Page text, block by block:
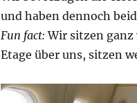
und haben dennoch
Fun fact: Wir sitzen ganz
Etage über uns, sitzen